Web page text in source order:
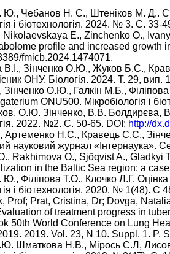
Ю., Чебанов Н. С., Штеніков М. Д..
і біотехнологія. 2024. № 3. С. 33-
Nikolaevskaya E., Zinchenko O.,
profile and increased growth
fmicb.2024.1474071.
В.І., Зінченко О.Ю., Жуков Б.С.,
ОНУ. Біологія. 2024. Т. 29,
Зінченко О.Ю., Галкін М.Б.,
ONU500. Мікробіологія і
О.Ю. Зінченко, В.В. Болдирєва,
2022. №2. С. 50-65. DOI: http://
Н.С., Кравець С.С.,
науковий журнал «Інтернаука».
Rakhimova O., Sjöqvist A., Gladkyi
in the Baltic Sea region; a
Філіпова Т.О., Клочко Л.Г. Оцінка
і біотехнологія. 2020. № 1(48). С
Prof; Prat, Cristina, Dr; Dovga,
of treatment progress in
50th World Conference on Lung
2019. Vol. 23, N 10. Suppl. 1. P.
Шматкова Н.В., Мірось С.Л, Лисова